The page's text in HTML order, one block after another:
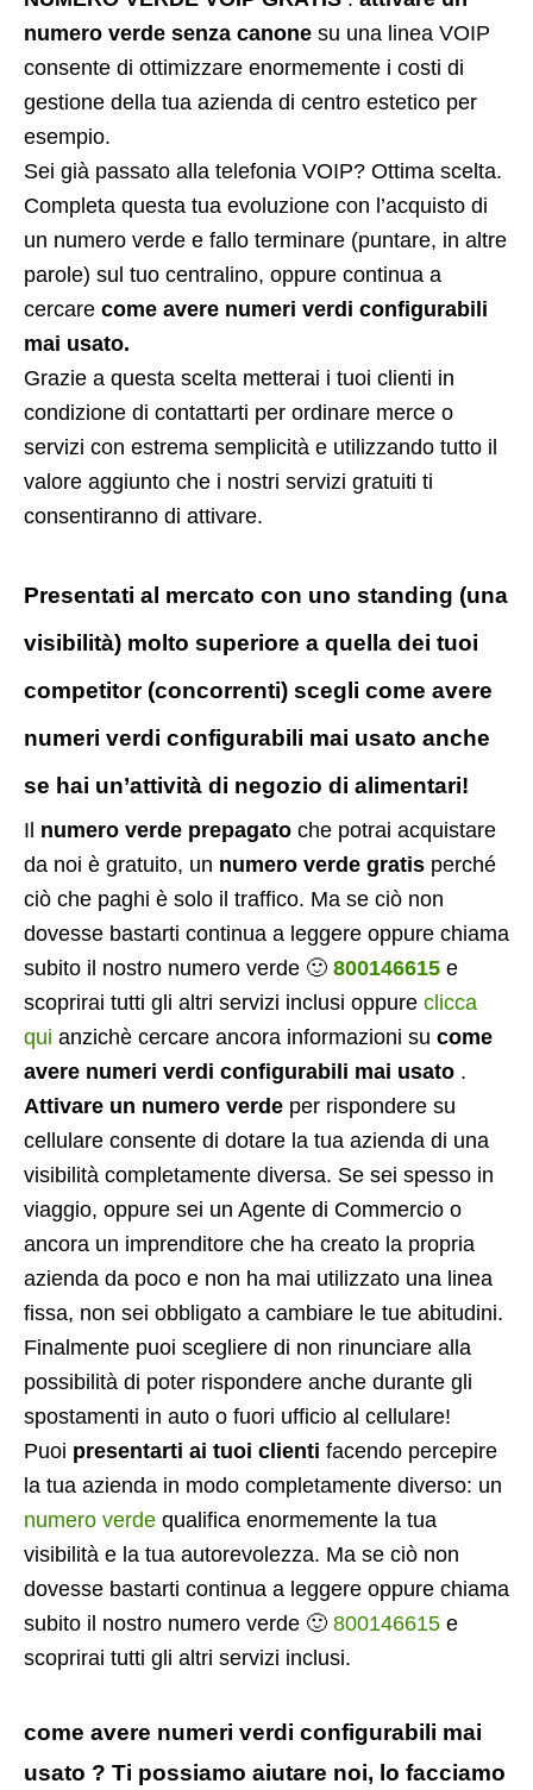
numero verde senza canone su una linea VOIP
consente di ottimizzare enormemente i costi di
gestione della tua azienda di centro estetico per
esempio.
Sei già passato alla telefonia VOIP? Ottima scelta.
Completa questa tua evoluzione con l’acquisto di
un numero verde e fallo terminare (puntare, in altre
parole) sul tuo centralino, oppure continua a
cercare come avere numeri verdi configurabili
mai usato.
Grazie a questa scelta metterai i tuoi clienti in
condizione di contattarti per ordinare merce o
servizi con estrema semplicità e utilizzando tutto il
valore aggiunto che i nostri servizi gratuiti ti
consentiranno di attivare.
Presentati al mercato con uno standing (una
visibilità) molto superiore a quella dei tuoi
competitor (concorrenti) scegli come avere
numeri verdi configurabili mai usato anche
se hai un’attività di negozio di alimentari!
Il numero verde prepagato che potrai acquistare
da noi è gratuito, un numero verde gratis perché
ciò che paghi è solo il traffico. Ma se ciò non
dovesse bastarti continua a leggere oppure chiama
subito il nostro numero verde 🙂 800146615 e
scoprirai tutti gli altri servizi inclusi oppure clicca
qui anzichè cercare ancora informazioni su come
avere numeri verdi configurabili mai usato .
Attivare un numero verde per rispondere su
cellulare consente di dotare la tua azienda di una
visibilità completamente diversa. Se sei spesso in
viaggio, oppure sei un Agente di Commercio o
ancora un imprenditore che ha creato la propria
azienda da poco e non ha mai utilizzato una linea
fissa, non sei obbligato a cambiare le tue abitudini.
Finalmente puoi scegliere di non rinunciare alla
possibilità di poter rispondere anche durante gli
spostamenti in auto o fuori ufficio al cellulare!
Puoi presentarti ai tuoi clienti facendo percepire
la tua azienda in modo completamente diverso: un
numero verde qualifica enormemente la tua
visibilità e la tua autorevolezza. Ma se ciò non
dovesse bastarti continua a leggere oppure chiama
subito il nostro numero verde 🙂 800146615 e
scoprirai tutti gli altri servizi inclusi.
come avere numeri verdi configurabili mai
usato ? Ti possiamo aiutare noi, lo facciamo